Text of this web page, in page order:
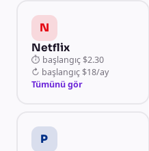
N
Netflix
⏱ başlangıç $2.30
↻ başlangıç $18/ay
Tümünü gör
P